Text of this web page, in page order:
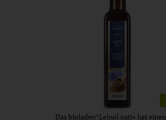
Das bioladen*Leinöl nativ hat einen